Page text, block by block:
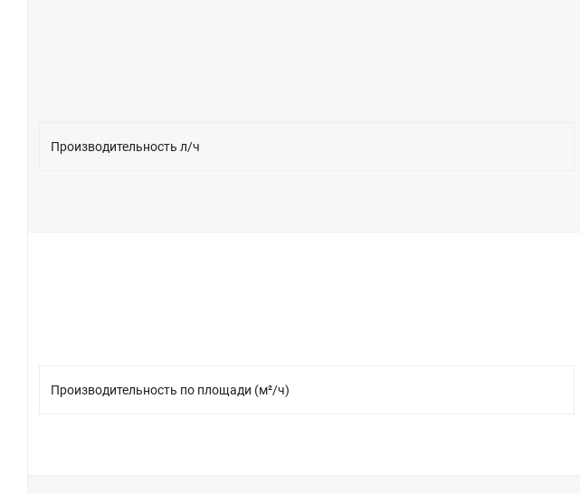
Производительность л/ч
Производительность по площади (м²/ч)